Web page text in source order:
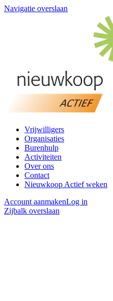
Navigatie overslaan
Vrijwilligers
Organisaties
Burenhulp
Activiteiten
Over ons
Contact
Nieuwkoop Actief weken
Account aanmakenLog in
Zijbalk overslaan